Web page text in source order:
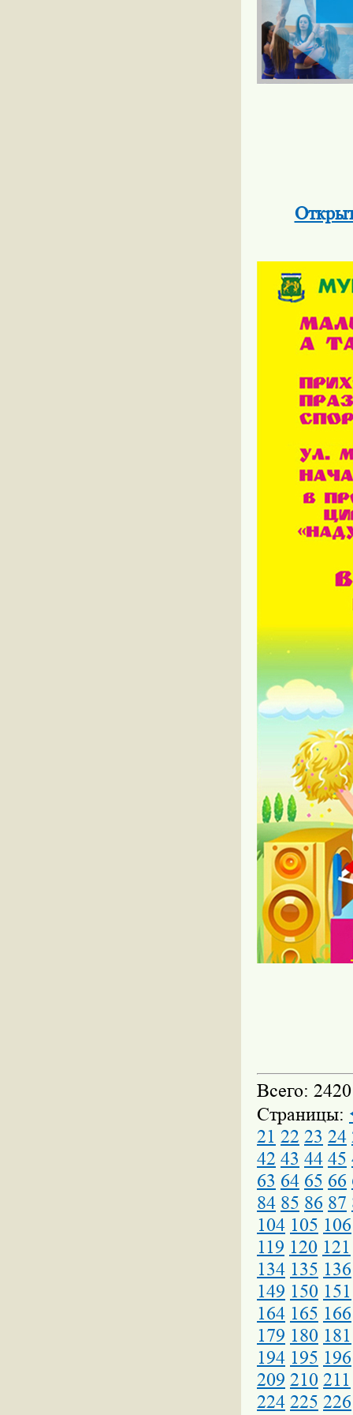
Всего: 2420
Страницы:
21 22 23 24
42 43 44 45
63 64 65 66
84 85 86 87
104 105 106
119 120 121
134 135 136
149 150 151
164 165 166
179 180 181
194 195 196
209 210 211
224 225 226